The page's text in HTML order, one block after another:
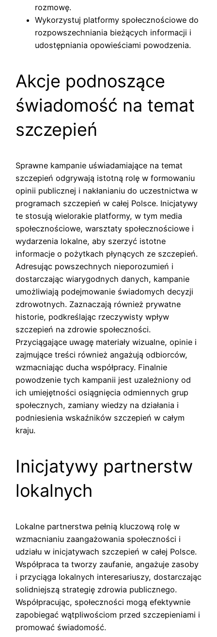
rozmowę.
Wykorzystuj platformy społecznościowe do
rozpowszechniania bieżących informacji i
udostępniania opowieściami powodzenia.
Akcje podnoszące
świadomość na temat
szczepień
Sprawne kampanie uświadamiające na temat
szczepień odgrywają istotną rolę w formowaniu
opinii publicznej i nakłanianiu do uczestnictwa w
programach szczepień w całej Polsce. Inicjatywy
te stosują wielorakie platformy, w tym media
społecznościowe, warsztaty społecznościowe i
wydarzenia lokalne, aby szerzyć istotne
informacje o pożytkach płynących ze szczepień.
Adresując powszechnych nieporozumień i
dostarczając wiarygodnych danych, kampanie
umożliwiają podejmowanie świadomych decyzji
zdrowotnych. Zaznaczają również prywatne
historie, podkreślając rzeczywisty wpływ
szczepień na zdrowie społeczności.
Przyciągające uwagę materiały wizualne, opinie i
zajmujące treści również angażują odbiorców,
wzmacniając ducha współpracy. Finalnie
powodzenie tych kampanii jest uzależniony od
ich umiejętności osiągnięcia odmiennych grup
społecznych, zamiany wiedzy na działania i
podniesienia wskaźników szczepień w całym
kraju.
Inicjatywy partnerstw
lokalnych
Lokalne partnerstwa pełnią kluczową rolę w
wzmacnianiu zaangażowania społeczności i
udziału w inicjatywach szczepień w całej Polsce.
Współpraca ta tworzy zaufanie, angażuje zasoby
i przyciąga lokalnych interesariuszy, dostarczając
solidniejszą strategię zdrowia publicznego.
Współpracując, społeczności mogą efektywnie
zapobiegać wątpliwościom przed szczepieniami i
promować świadomość.